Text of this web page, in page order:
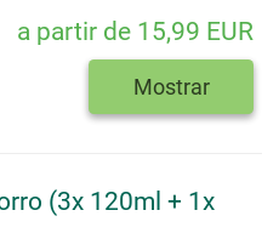
a partir de 15,99 EUR
Mostrar
(3x 120ml + 1x